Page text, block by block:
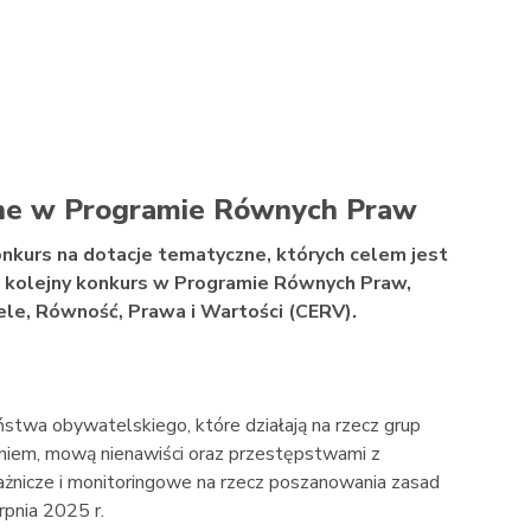
w Programie Równych Praw
na dotacje tematyczne, których celem jest
konkurs w Programie Równych Praw,
Równość, Prawa i Wartości (CERV).
obywatelskiego, które działają na rzecz grup
mową nienawiści oraz przestępstwami z
i monitoringowe na rzecz poszanowania zasad
2025 r.